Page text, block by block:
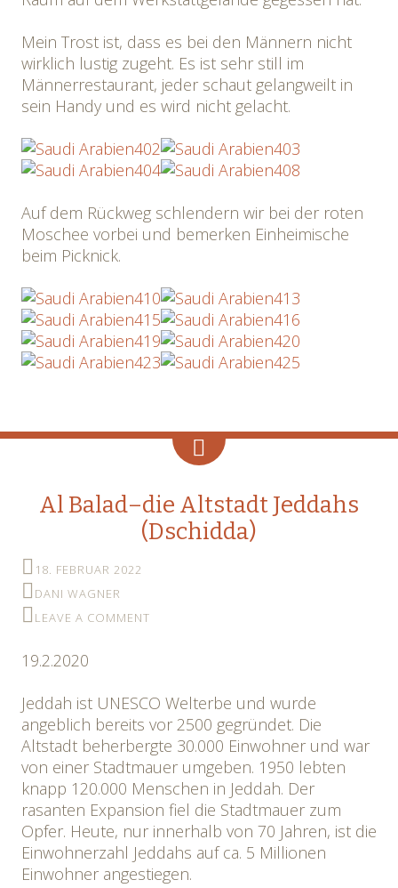
Mein Trost ist, dass es bei den Männern nicht
wirklich lustig zugeht. Es ist sehr still im
Männerrestaurant, jeder schaut gelangweilt in
sein Handy und es wird nicht gelacht.
Auf dem Rückweg schlendern wir bei der roten
Moschee vorbei und bemerken Einheimische
beim Picknick.
Al Balad–die Altstadt Jeddahs
(Dschidda)
18. FEBRUAR 2022
DANI WAGNER
LEAVE A COMMENT
19.2.2020
Jeddah ist UNESCO Welterbe und wurde
angeblich bereits vor 2500 gegründet. Die
Altstadt beherbergte 30.000 Einwohner und war
von einer Stadtmauer umgeben. 1950 lebten
knapp 120.000 Menschen in Jeddah. Der
rasanten Expansion fiel die Stadtmauer zum
Opfer. Heute, nur innerhalb von 70 Jahren, ist die
Einwohnerzahl Jeddahs auf ca. 5 Millionen
Einwohner angestiegen.